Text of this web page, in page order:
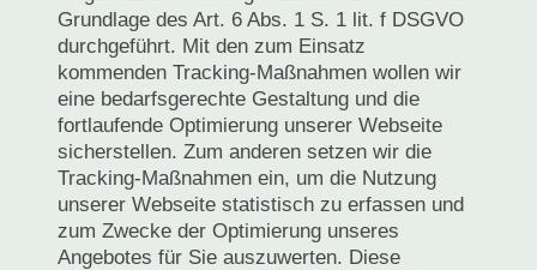
Grundlage des Art. 6 Abs. 1 S. 1 lit. f DSGVO
durchgeführt. Mit den zum Einsatz
kommenden Tracking-Maßnahmen wollen wir
eine bedarfsgerechte Gestaltung und die
fortlaufende Optimierung unserer Webseite
sicherstellen. Zum anderen setzen wir die
Tracking-Maßnahmen ein, um die Nutzung
unserer Webseite statistisch zu erfassen und
zum Zwecke der Optimierung unseres
Angebotes für Sie auszuwerten. Diese